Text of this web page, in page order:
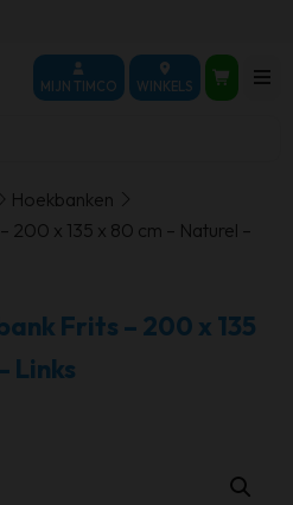
MIJN TIMCO WINKELS
Hoekbanken
200 x 135 x 80 cm – Naturel –
Frits – 200 x 135
Links